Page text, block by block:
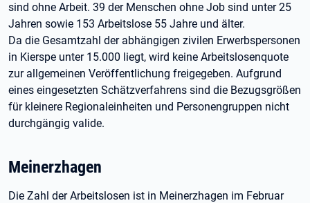
sind ohne Arbeit. 39 der Menschen ohne Job sind unter 25
Jahren sowie 153 Arbeitslose 55 Jahre und älter.
Da die Gesamtzahl der abhängigen zivilen Erwerbspersonen
in Kierspe unter 15.000 liegt, wird keine Arbeitslosenquote
zur allgemeinen Veröffentlichung freigegeben. Aufgrund
eines eingesetzten Schätzverfahrens sind die Bezugsgrößen
für kleinere Regionaleinheiten und Personengruppen nicht
durchgängig valide.
Meinerzhagen
Die Zahl der Arbeitslosen ist in Meinerzhagen im Februar